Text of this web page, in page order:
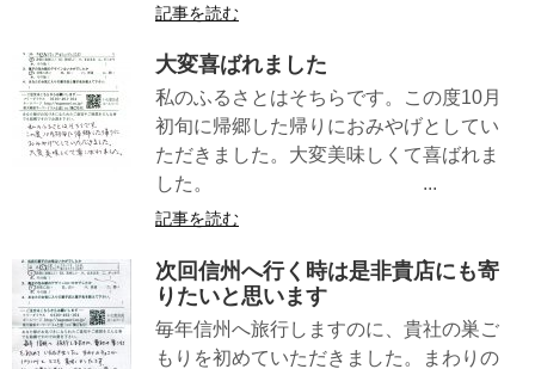
記事を読む
大変喜ばれました
私のふるさとはそちらです。この度10月
初旬に帰郷した帰りにおみやげとしてい
ただきました。大変美味しくて喜ばれま
した。 ...
記事を読む
次回信州へ行く時は是非貴店にも寄
りたいと思います
毎年信州へ旅行しますのに、貴社の巣ご
もりを初めていただきました。まわりの